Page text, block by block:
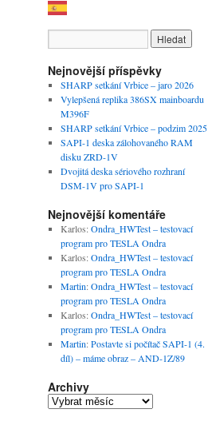
Nejnovější příspěvky
SHARP setkání Vrbice – jaro 2026
Vylepšená replika 386SX mainboardu
M396F
SHARP setkání Vrbice – podzim 2025
SAPI-1 deska zálohovaného RAM
disku ZRD-1V
Dvojitá deska sériového rozhraní
DSM-1V pro SAPI-1
Nejnovější komentáře
Karlos:Ondra_HWTest – testovací
program pro TESLA Ondra
Karlos:Ondra_HWTest – testovací
program pro TESLA Ondra
Martin:Ondra_HWTest – testovací
program pro TESLA Ondra
Karlos:Ondra_HWTest – testovací
program pro TESLA Ondra
Martin:Postavte si počítač SAPI-1 (4.
díl) – máme obraz – AND-1Z/89
Archivy
Archivy